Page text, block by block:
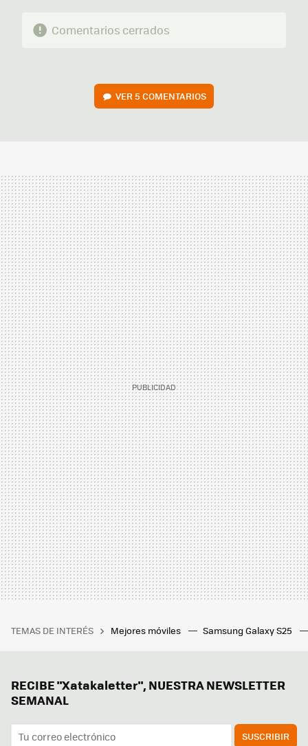
Comentarios cerrados
VER5 COMENTARIOS
TEMAS DE INTERÉS Mejores móviles Samsung Galaxy S25
RECIBE "Xatakaletter", NUESTRA NEWSLETTER
SEMANAL
SUSCRIBIR